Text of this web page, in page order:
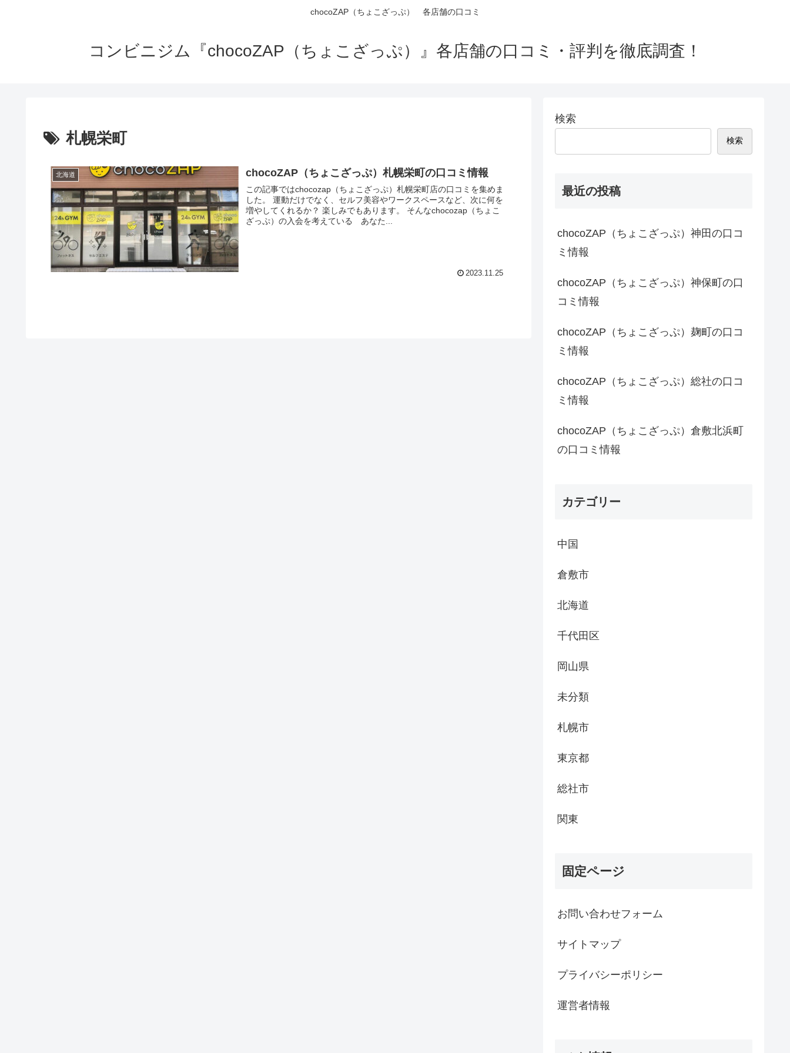
chocoZAP（ちょこざっぷ） 各店舗の口コミ
コンビニジム『chocoZAP（ちょこざっぷ）』各店舗の口コミ・評判を徹底調査！
札幌栄町
北海道 chocoZAP（ちょこざっぷ）札幌栄町の口コミ情報
この記事ではchocozap（ちょこざっぷ）札幌栄町店の口コミを集めま
した。 運動だけでなく、セルフ美容やワークスペースなど、次に何を
増やしてくれるか？ 楽しみでもあります。 そんなchocozap（ちょこ
ざっぷ）の入会を考えている あなた...
2023.11.25
検索
検索
最近の投稿
chocoZAP（ちょこざっぷ）神田の口コ
ミ情報
chocoZAP（ちょこざっぷ）神保町の口
コミ情報
chocoZAP（ちょこざっぷ）麹町の口コ
ミ情報
chocoZAP（ちょこざっぷ）総社の口コ
ミ情報
chocoZAP（ちょこざっぷ）倉敷北浜町
の口コミ情報
カテゴリー
中国
倉敷市
北海道
千代田区
岡山県
未分類
札幌市
東京都
総社市
関東
固定ページ
お問い合わせフォーム
サイトマップ
プライバシーポリシー
運営者情報